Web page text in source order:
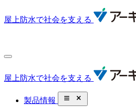
屋上防水で社会を支える
屋上防水で社会を支える
製品情報 close_small